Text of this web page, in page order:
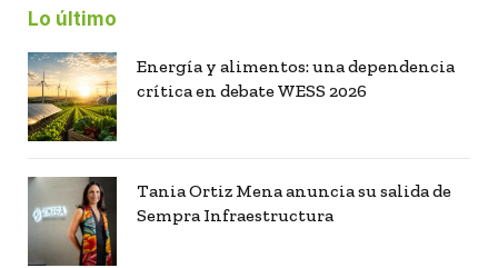
Lo último
Energía y alimentos: una dependencia
crítica en debate WESS 2026
Tania Ortiz Mena anuncia su salida de
Sempra Infraestructura